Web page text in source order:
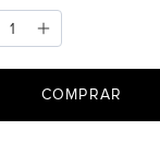
COMPRAR